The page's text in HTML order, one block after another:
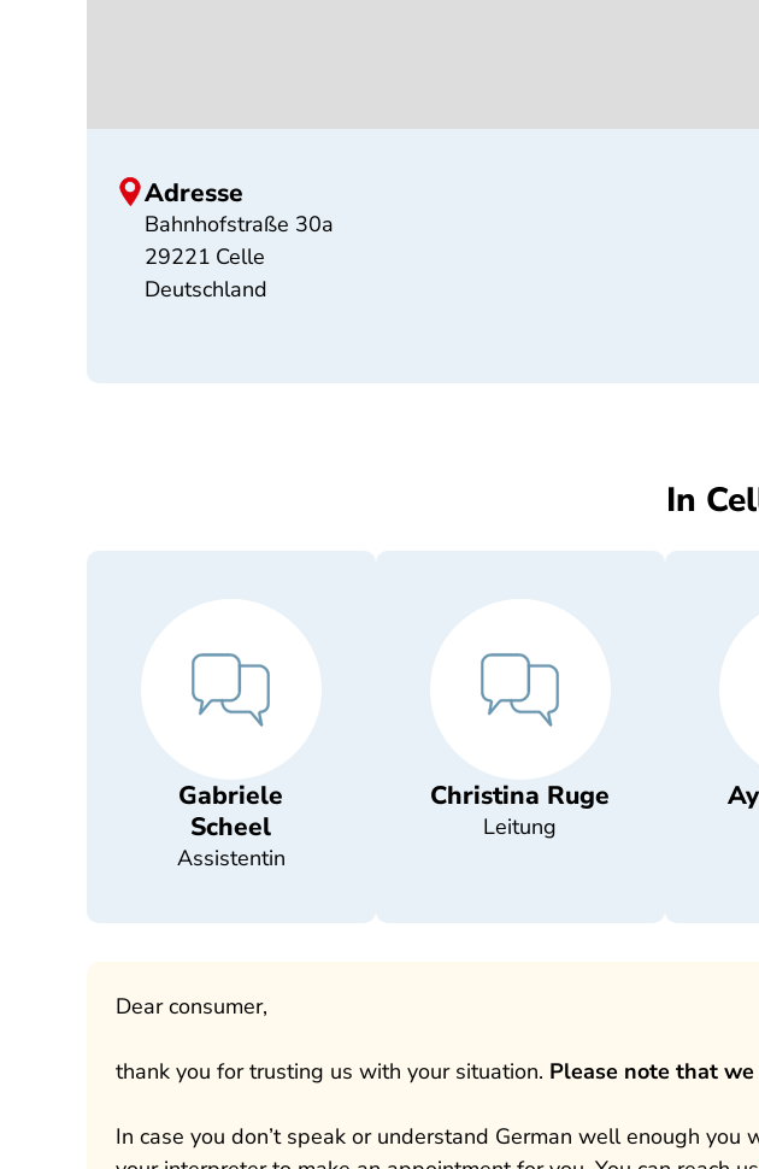
Adresse
Bahnhofstraße 30a
29221 Celle
Deutschland
In
Gabriele
Scheel
Assistentin
Christina Ruge
Leitung
Dear consumer,
thank you for trusting us with your situation. Please note that
In case you don’t speak or understand German well enough